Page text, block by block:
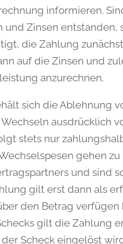
informieren.
und Zinsen entstanden,
die Zahlung
auf die Zinsen und
anzurechnen.
sich die Ablehnung
ausdrücklich
stets nur
gehen zu
und sind
gilt erst dann als
den Betrag verfügen
gilt die Zahlung
Scheck eingelöst